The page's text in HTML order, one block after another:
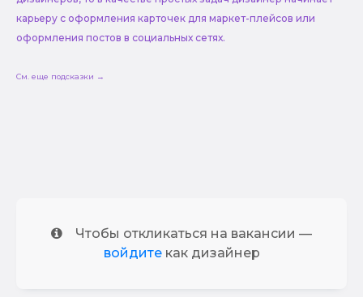
карьеру с оформления карточек для маркет-плейсов или
оформления постов в социальных сетях.
См. еще подсказки →
Чтобы откликаться на вакансии —
войдитекак дизайнер